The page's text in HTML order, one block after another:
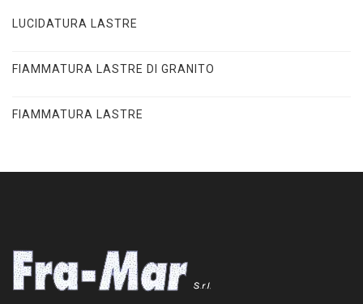
LUCIDATURA LASTRE
FIAMMATURA LASTRE DI GRANITO
FIAMMATURA LASTRE